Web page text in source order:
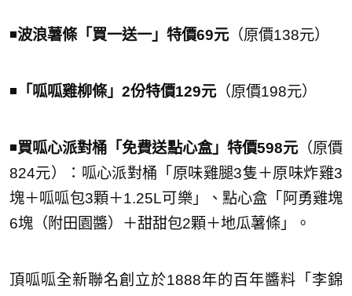
◾️波浪薯條「買一送一」特價69元（原價138元）
◾️ 「呱呱雞柳條」2份特價129元（原價198元）
◾️買呱心派對桶「免費送點心盒」特價598元（原價
824元）：呱心派對桶「原味雞腿3隻＋原味炸雞3
塊＋呱呱包3顆＋1.25L可樂」、點心盒「阿勇雞塊
6塊（附田園醬）＋甜甜包2顆＋地瓜薯條」。
頂呱呱全新聯名創立於1888年的百年醬料「李錦